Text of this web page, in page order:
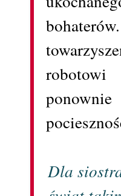
robotowi
Dla